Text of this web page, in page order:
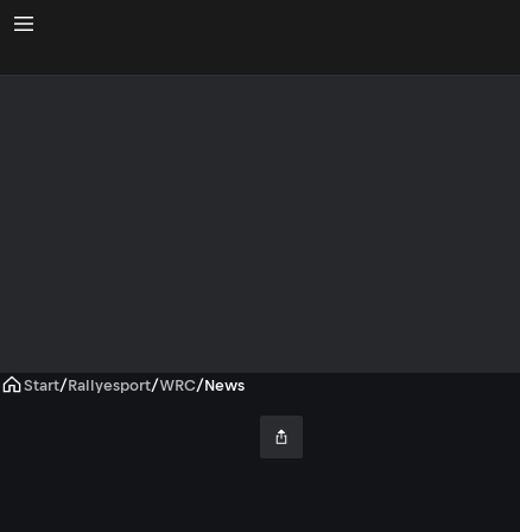
Start/Rallyesport/WRC/News